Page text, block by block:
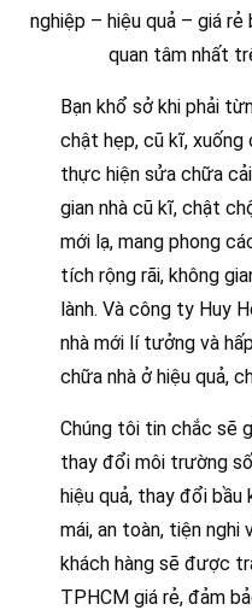
nghiệp – hiệu quả – giá
quan tâm nhất
Bạn khổ sở khi phải
chật hẹp, cũ kĩ, xuống
thực hiện sửa chữa
gian nhà cũ kĩ, chật
mới lạ, mang phong
tích rộng rãi, không
lành. Và công ty Huy
nhà mới lí tưởng và
chữa nhà ở hiệu quả,
Chúng tôi tin chắc sẽ
thay đổi môi trường
hiệu quả, thay đổi bầu
mái, an toàn, tiện nghi
khách hàng sẽ được
TPHCM giá rẻ, đảm